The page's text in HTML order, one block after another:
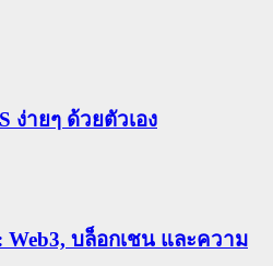
ง่ายๆ ด้วยตัวเอง
บล็อกเชน และความ